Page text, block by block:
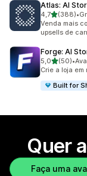
Atlas: AI
4,7de 5(388)
388 •
Venda mais
upsells de
Forge: AI
5,0de 5(50)
50 avaliações
•
Crie a loja em
Built for
Quer
Faça uma